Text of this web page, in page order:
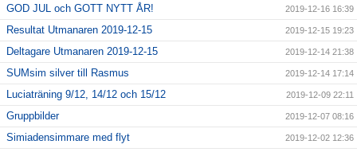
GOD JUL och GOTT NYTT ÅR! 2019-12-16 16:39
Resultat Utmanaren 2019-12-15 2019-12-15 19:23
Deltagare Utmanaren 2019-12-15 2019-12-14 21:38
SUMsim silver till Rasmus 2019-12-14 17:14
Luciaträning 9/12, 14/12 och 15/12 2019-12-09 22:11
Gruppbilder 2019-12-07 08:16
Simiadensimmare med flyt 2019-12-02 12:36